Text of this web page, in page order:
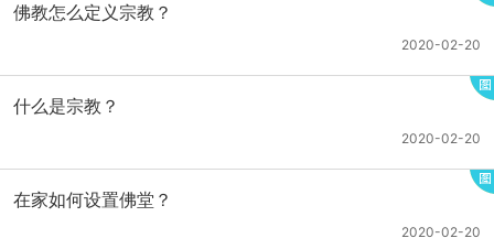
佛教怎么定义宗教？
2020-02-20
什么是宗教？
2020-02-20
在家如何设置佛堂？
2020-02-20